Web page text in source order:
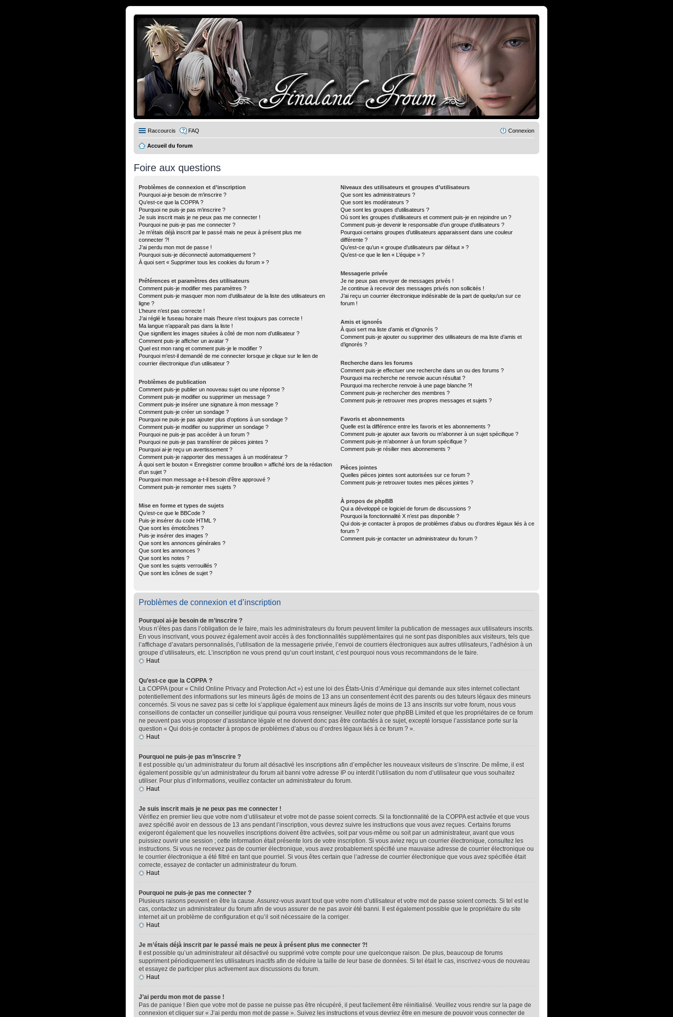
Raccourcis FAQ Connexion
Accueil du forum
Foire aux questions
Problèmes de connexion et d’inscription
Pourquoi ai-je besoin de m’inscrire ?
Qu’est-ce que la COPPA ?
Pourquoi ne puis-je pas m’inscrire ?
Je suis inscrit mais je ne peux pas me connecter !
Pourquoi ne puis-je pas me connecter ?
Je m’étais déjà inscrit par le passé mais ne peux à présent plus me
connecter ?!
J’ai perdu mon mot de passe !
Pourquoi suis-je déconnecté automatiquement ?
À quoi sert « Supprimer tous les cookies du forum » ?
Préférences et paramètres des utilisateurs
Comment puis-je modifier mes paramètres ?
Comment puis-je masquer mon nom d’utilisateur de la liste des utilisateurs en
ligne ?
L’heure n’est pas correcte !
J’ai réglé le fuseau horaire mais l’heure n’est toujours pas correcte !
Ma langue n’apparaît pas dans la liste !
Que signifient les images situées à côté de mon nom d’utilisateur ?
Comment puis-je afficher un avatar ?
Quel est mon rang et comment puis-je le modifier ?
Pourquoi m’est-il demandé de me connecter lorsque je clique sur le lien de
courrier électronique d’un utilisateur ?
Problèmes de publication
Comment puis-je publier un nouveau sujet ou une réponse ?
Comment puis-je modifier ou supprimer un message ?
Comment puis-je insérer une signature à mon message ?
Comment puis-je créer un sondage ?
Pourquoi ne puis-je pas ajouter plus d’options à un sondage ?
Comment puis-je modifier ou supprimer un sondage ?
Pourquoi ne puis-je pas accéder à un forum ?
Pourquoi ne puis-je pas transférer de pièces jointes ?
Pourquoi ai-je reçu un avertissement ?
Comment puis-je rapporter des messages à un modérateur ?
À quoi sert le bouton « Enregistrer comme brouillon » affiché lors de la rédaction
d’un sujet ?
Pourquoi mon message a-t-il besoin d’être approuvé ?
Comment puis-je remonter mes sujets ?
Mise en forme et types de sujets
Qu’est-ce que le BBCode ?
Puis-je insérer du code HTML ?
Que sont les émoticônes ?
Puis-je insérer des images ?
Que sont les annonces générales ?
Que sont les annonces ?
Que sont les notes ?
Que sont les sujets verrouillés ?
Que sont les icônes de sujet ?
Niveaux des utilisateurs et groupes d’utilisateurs
Que sont les administrateurs ?
Que sont les modérateurs ?
Que sont les groupes d’utilisateurs ?
Où sont les groupes d’utilisateurs et comment puis-je en rejoindre un ?
Comment puis-je devenir le responsable d’un groupe d’utilisateurs ?
Pourquoi certains groupes d’utilisateurs apparaissent dans une couleur
différente ?
Qu’est-ce qu’un « groupe d’utilisateurs par défaut » ?
Qu’est-ce que le lien « L’équipe » ?
Messagerie privée
Je ne peux pas envoyer de messages privés !
Je continue à recevoir des messages privés non sollicités !
J’ai reçu un courrier électronique indésirable de la part de quelqu’un sur ce
forum !
Amis et ignorés
À quoi sert ma liste d’amis et d’ignorés ?
Comment puis-je ajouter ou supprimer des utilisateurs de ma liste d’amis et
d’ignorés ?
Recherche dans les forums
Comment puis-je effectuer une recherche dans un ou des forums ?
Pourquoi ma recherche ne renvoie aucun résultat ?
Pourquoi ma recherche renvoie à une page blanche ?!
Comment puis-je rechercher des membres ?
Comment puis-je retrouver mes propres messages et sujets ?
Favoris et abonnements
Quelle est la différence entre les favoris et les abonnements ?
Comment puis-je ajouter aux favoris ou m’abonner à un sujet spécifique ?
Comment puis-je m’abonner à un forum spécifique ?
Comment puis-je résilier mes abonnements ?
Pièces jointes
Quelles pièces jointes sont autorisées sur ce forum ?
Comment puis-je retrouver toutes mes pièces jointes ?
À propos de phpBB
Qui a développé ce logiciel de forum de discussions ?
Pourquoi la fonctionnalité X n’est pas disponible ?
Qui dois-je contacter à propos de problèmes d’abus ou d’ordres légaux liés à ce
forum ?
Comment puis-je contacter un administrateur du forum ?
Problèmes de connexion et d’inscription
Pourquoi ai-je besoin de m’inscrire ?
Vous n’êtes pas dans l’obligation de le faire, mais les administrateurs du forum peuvent limiter la publication de messages aux utilisateurs inscrits.
En vous inscrivant, vous pouvez également avoir accès à des fonctionnalités supplémentaires qui ne sont pas disponibles aux visiteurs, tels que
l’affichage d’avatars personnalisés, l’utilisation de la messagerie privée, l’envoi de courriers électroniques aux autres utilisateurs, l’adhésion à un
groupe d’utilisateurs, etc. L’inscription ne vous prend qu’un court instant, c’est pourquoi nous vous recommandons de le faire.
Haut
Qu’est-ce que la COPPA ?
La COPPA (pour « Child Online Privacy and Protection Act ») est une loi des États-Unis d’Amérique qui demande aux sites internet collectant
potentiellement des informations sur les mineurs âgés de moins de 13 ans un consentement écrit des parents ou des tuteurs légaux des mineurs
concernés. Si vous ne savez pas si cette loi s’applique également aux mineurs âgés de moins de 13 ans inscrits sur votre forum, nous vous
conseillons de contacter un conseiller juridique qui pourra vous renseigner. Veuillez noter que phpBB Limited et que les propriétaires de ce forum
ne peuvent pas vous proposer d’assistance légale et ne doivent donc pas être contactés à ce sujet, excepté lorsque l’assistance porte sur la
question « Qui dois-je contacter à propos de problèmes d’abus ou d’ordres légaux liés à ce forum ? ».
Haut
Pourquoi ne puis-je pas m’inscrire ?
Il est possible qu’un administrateur du forum ait désactivé les inscriptions afin d’empêcher les nouveaux visiteurs de s’inscrire. De même, il est
également possible qu’un administrateur du forum ait banni votre adresse IP ou interdit l’utilisation du nom d’utilisateur que vous souhaitez
utiliser. Pour plus d’informations, veuillez contacter un administrateur du forum.
Haut
Je suis inscrit mais je ne peux pas me connecter !
Vérifiez en premier lieu que votre nom d’utilisateur et votre mot de passe soient corrects. Si la fonctionnalité de la COPPA est activée et que vous
avez spécifié avoir en dessous de 13 ans pendant l’inscription, vous devrez suivre les instructions que vous avez reçues. Certains forums
exigeront également que les nouvelles inscriptions doivent être activées, soit par vous-même ou soit par un administrateur, avant que vous
puissiez ouvrir une session ; cette information était présente lors de votre inscription. Si vous aviez reçu un courrier électronique, consultez les
instructions. Si vous ne recevez pas de courrier électronique, vous avez probablement spécifié une mauvaise adresse de courrier électronique ou
le courrier électronique a été filtré en tant que pourriel. Si vous êtes certain que l’adresse de courrier électronique que vous avez spécifiée était
correcte, essayez de contacter un administrateur du forum.
Haut
Pourquoi ne puis-je pas me connecter ?
Plusieurs raisons peuvent en être la cause. Assurez-vous avant tout que votre nom d’utilisateur et votre mot de passe soient corrects. Si tel est le
cas, contactez un administrateur du forum afin de vous assurer de ne pas avoir été banni. Il est également possible que le propriétaire du site
internet ait un problème de configuration et qu’il soit nécessaire de la corriger.
Haut
Je m’étais déjà inscrit par le passé mais ne peux à présent plus me connecter ?!
Il est possible qu’un administrateur ait désactivé ou supprimé votre compte pour une quelconque raison. De plus, beaucoup de forums
suppriment périodiquement les utilisateurs inactifs afin de réduire la taille de leur base de données. Si tel était le cas, inscrivez-vous de nouveau
et essayez de participer plus activement aux discussions du forum.
Haut
J’ai perdu mon mot de passe !
Pas de panique ! Bien que votre mot de passe ne puisse pas être récupéré, il peut facilement être réinitialisé. Veuillez vous rendre sur la page de
connexion et cliquer sur « J’ai perdu mon mot de passe ». Suivez les instructions et vous devriez être en mesure de pouvoir vous connecter de